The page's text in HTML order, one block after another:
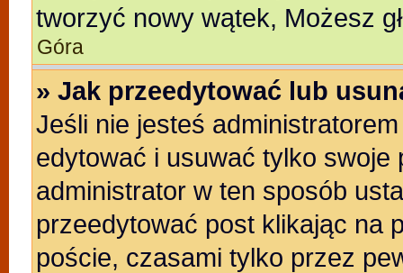
tworzyć nowy wątek, Możesz
Góra
» Jak przeedytować lub
Jeśli nie jesteś
edytować i usuwać tylko swoje
administrator w ten sposób
przeedytować post klikając na
poście, czasami tylko przez